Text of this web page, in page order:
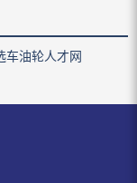
车油轮人才网